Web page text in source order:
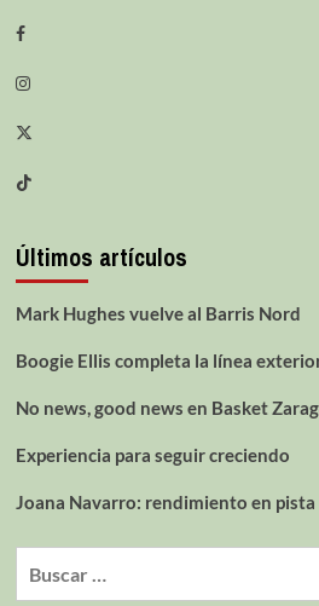
Últimos artículos
Mark Hughes vuelve al Barris Nord
Boogie Ellis completa la línea
No news, good news en Basket
Experiencia para seguir creciendo
Joana Navarro: rendimiento en pista